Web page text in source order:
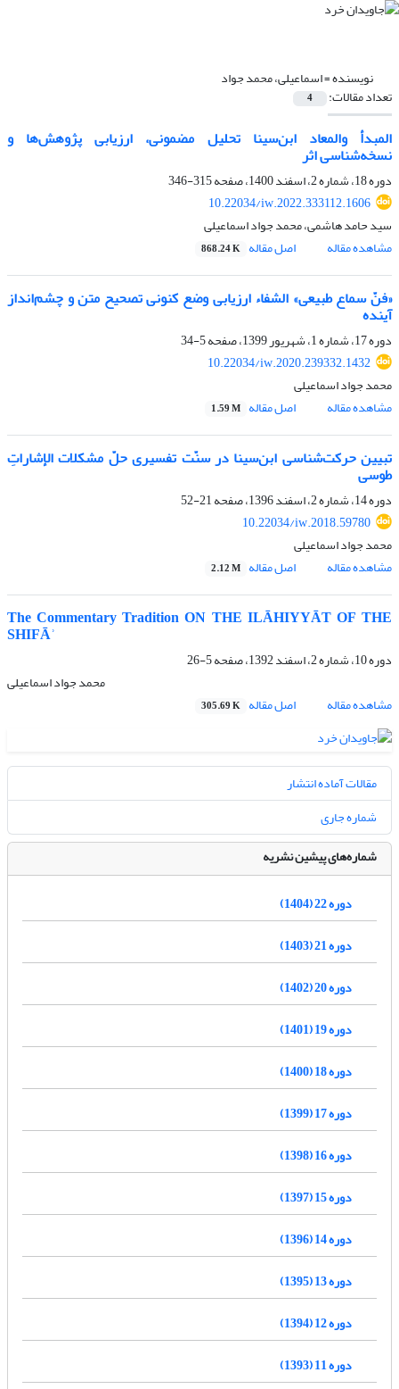
نویسنده =اسماعیلی، محمد جواد
تعداد مقالات: 4
المبدأ والمعاد ابن‌سینا تحلیل مضمونی، ارزیابی پژوهش‌ها و
نسخه‌شناسی اثر
دوره 18، شماره 2، اسفند 1400، صفحه
315-346
10.22034/iw.2022.333112.1606
سید حامد هاشمی، محمد جواد اسماعیلی
مشاهده مقاله
اصل مقاله 868.24 K
«فنّ سماع طبیعی» الشفاء ارزیابی وضع کنونی تصحیح متن و چشم‌انداز
آینده
دوره 17، شماره 1، شهریور 1399، صفحه
5-34
10.22034/iw.2020.239332.1432
محمد جواد اسماعیلی
مشاهده مقاله
اصل مقاله 1.59 M
تبیین حرکت‌شناسی ابن‌سینا در سنّت تفسیری حلّ مشکلات الإشاراتِ
طوسی
دوره 14، شماره 2، اسفند 1396، صفحه
21-52
10.22034/iw.2018.59780
محمد جواد اسماعیلی
مشاهده مقاله
اصل مقاله 2.12 M
The Commentary Tradition ON THE ILĀHIYYĀT OF THE
SHIFĀʾ
دوره 10، شماره 2، اسفند 1392، صفحه
5-26
محمد جواد اسماعیلی
مشاهده مقاله
اصل مقاله 305.69 K
مقالات آماده انتشار
شماره جاری
شماره‌های پیشین نشریه
دوره 22 (1404)
دوره 21 (1403)
دوره 20 (1402)
دوره 19 (1401)
دوره 18 (1400)
دوره 17 (1399)
دوره 16 (1398)
دوره 15 (1397)
دوره 14 (1396)
دوره 13 (1395)
دوره 12 (1394)
دوره 11 (1393)